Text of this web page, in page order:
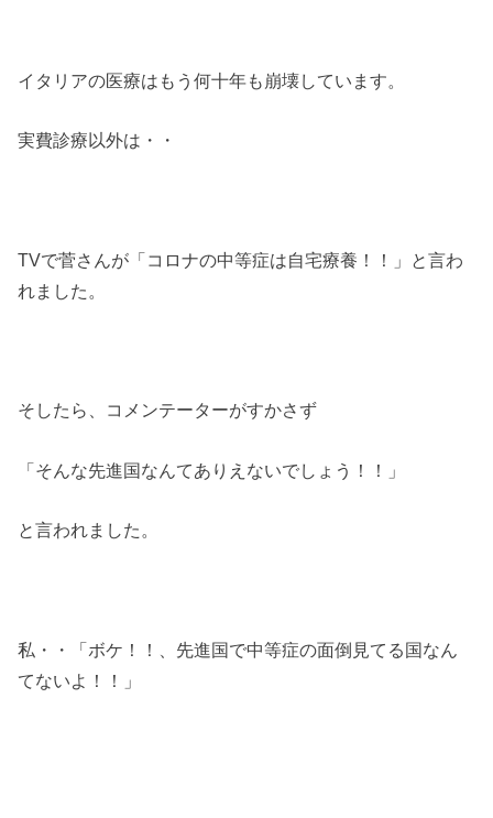
イタリアの医療はもう何十年も崩壊しています。
実費診療以外は・・
TVで菅さんが「コロナの中等症は自宅療養！！」と言わ
れました。
そしたら、コメンテーターがすかさず
「そんな先進国なんてありえないでしょう！！」
と言われました。
私・・「ボケ！！、先進国で中等症の面倒見てる国なん
てないよ！！」